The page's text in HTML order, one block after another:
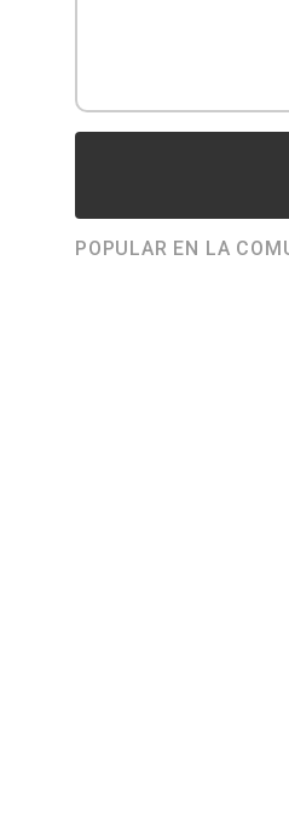
POPULAR EN LA